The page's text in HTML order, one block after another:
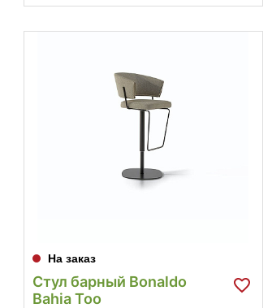
На заказ
Стул барный Bonaldo
Bahia Too